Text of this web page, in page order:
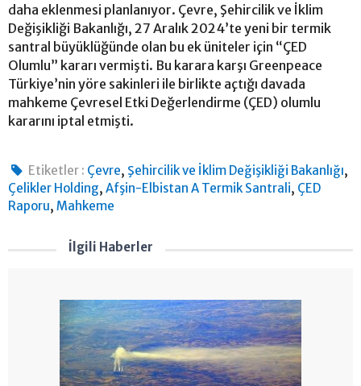
daha eklenmesi planlanıyor. Çevre, Şehircilik ve İklim
Değişikliği Bakanlığı, 27 Aralık 2024’te yeni bir termik
santral büyüklüğünde olan bu ek üniteler için “ÇED
Olumlu” kararı vermişti. Bu karara karşı Greenpeace
Türkiye’nin yöre sakinleri ile birlikte açtığı davada
mahkeme Çevresel Etki Değerlendirme (ÇED) olumlu
kararını iptal etmişti.
Etiketler : Çevre, Şehircilik ve İklim Değişikliği Bakanlığı,
Çelikler Holding, Afşin-Elbistan A Termik Santrali, ÇED
Raporu, Mahkeme
İlgili Haberler